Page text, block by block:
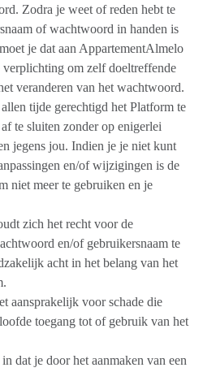
Zodra je weet of reden hebt te
of wachtwoord in handen is
je dat aan AppartementAlmelo
verplichting om zelf doeltreffende
veranderen van het wachtwoord.
tijde gerechtigd het Platform te
te sluiten zonder op enigerlei
jegens jou. Indien je je niet kunt
en/of wijzigingen is de
niet meer te gebruiken en je
zich het recht voor de
en/of gebruikersnaam te
acht in het belang van het
aansprakelijk voor schade die
toegang tot of gebruik van het
dat je door het aanmaken van een